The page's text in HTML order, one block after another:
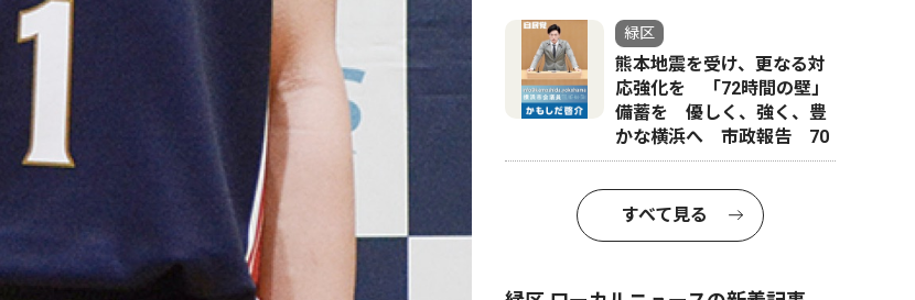
緑区
熊本地震を受け、更なる対
応強化を 「72時間の壁」
備蓄を 優しく、強く、豊
かな横浜へ 市政報告 70
すべて見る